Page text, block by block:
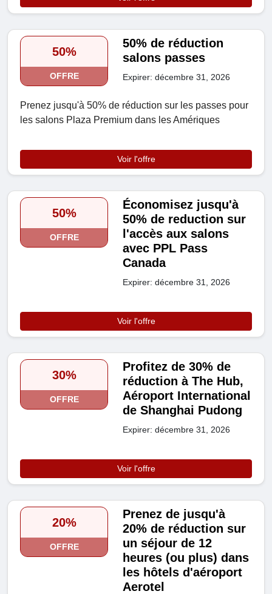
50%
OFFRE
50% de réduction
salons passes
Expirer: décembre 31, 2026
Prenez jusqu'à 50% de réduction sur les passes pour
les salons Plaza Premium dans les Amériques
Voir l'offre
50%
OFFRE
Économisez jusqu'à
50% de reduction sur
l'accès aux salons
avec PPL Pass
Canada
Expirer: décembre 31, 2026
Voir l'offre
30%
OFFRE
Profitez de 30% de
réduction à The Hub,
Aéroport International
de Shanghai Pudong
Expirer: décembre 31, 2026
Voir l'offre
20%
OFFRE
Prenez de jusqu'à
20% de réduction sur
un séjour de 12
heures (ou plus) dans
les hôtels d'aéroport
Aerotel